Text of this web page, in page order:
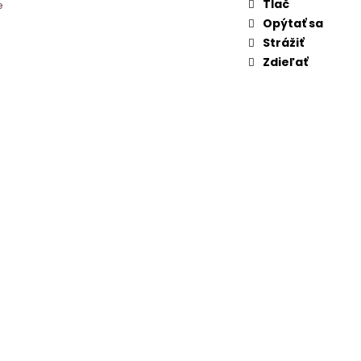
Tlač
Opýtať sa
Strážiť
Zdieľať